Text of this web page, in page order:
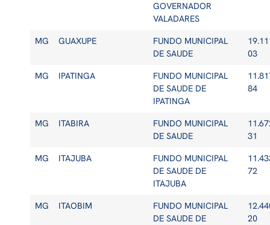
GOVERNADOR
VALADARES
MG GUAXUPE
FUNDO MUNICIPAL
DE SAUDE
03
MG IPATINGA
FUNDO MUNICIPAL
DE SAUDE DE
IPATINGA
84
MG ITABIRA
FUNDO MUNICIPAL
DE SAUDE
31
MG ITAJUBA
FUNDO MUNICIPAL
DE SAUDE DE
ITAJUBA
72
MG ITAOBIM
FUNDO MUNICIPAL
DE SAUDE DE
20